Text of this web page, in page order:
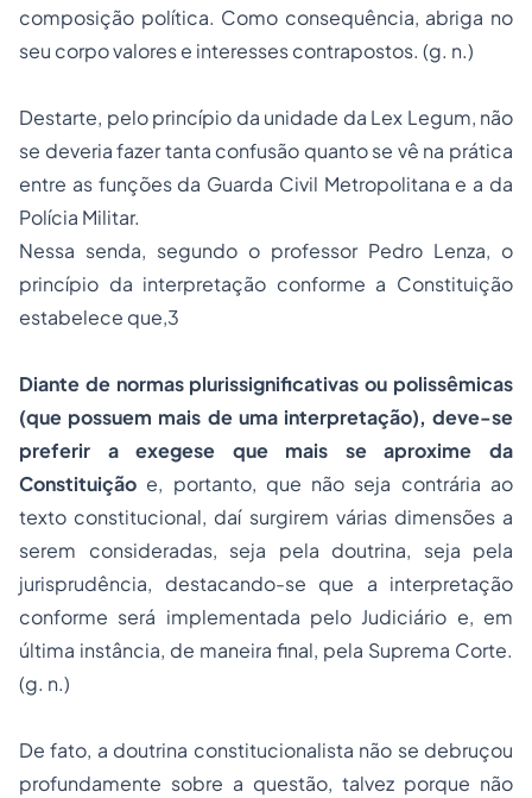
composição política. Como consequência, abriga no
seu corpo valores e interesses contrapostos. (g. n.)
Destarte, pelo princípio da unidade da Lex Legum, não
se deveria fazer tanta confusão quanto se vê na prática
entre as funções da Guarda Civil Metropolitana e a da
Polícia Militar.
Nessa senda, segundo o professor Pedro Lenza, o
princípio da interpretação conforme a Constituição
estabelece que,3
Diante de normas plurissignificativas ou polissêmicas
(que possuem mais de uma interpretação), deve-se
preferir a exegese que mais se aproxime da
Constituição e, portanto, que não seja contrária ao
texto constitucional, daí surgirem várias dimensões a
serem consideradas, seja pela doutrina, seja pela
jurisprudência, destacando-se que a interpretação
conforme será implementada pelo Judiciário e, em
última instância, de maneira final, pela Suprema Corte.
(g. n.)
De fato, a doutrina constitucionalista não se debruçou
profundamente sobre a questão, talvez porque não